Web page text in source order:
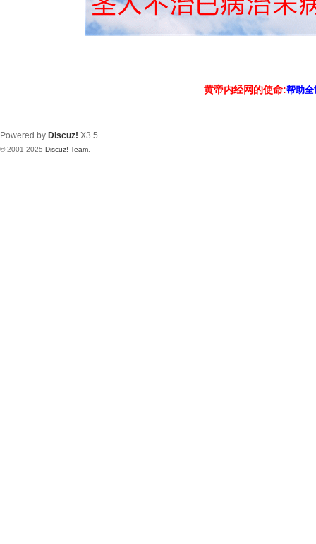
黄帝内经网的使命:帮助
Powered by Discuz! X3.5
© 2001-2025 Discuz! Team